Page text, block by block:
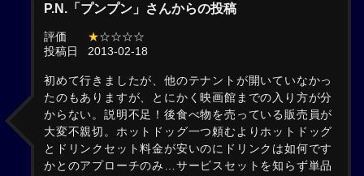
P.N.「プンプン」さんからの投稿
評価 ★☆☆☆☆
投稿日
2013-02-18
初めて行きましたが、他のテナントが開いていなかっ
たのもありますが、とにかく映画館までの入り方が分
からない。説明不足！後食べ物を売っている販売員が
大変不親切。ホットドッグ一つ頼むよりホットドッグ
とドリンクセット料金が安いのにドリンクは如何です
かとのアプローチのみ…サービスセットを知らず単品